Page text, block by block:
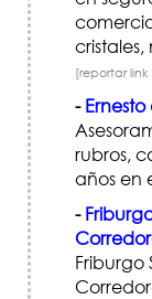
[reportar link
- Ernesto
rubros,
años en
-
Friburgo